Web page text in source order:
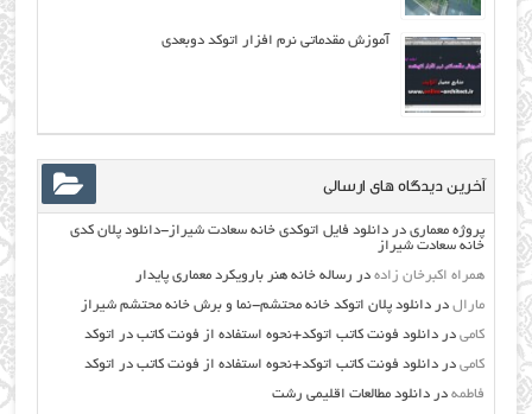
آموزش مقدماتي نرم افزار اتوكد دوبعدي
آخرین دیدگاه های ارسالی
پروژه معماری دردانلود فایل اتوکدی خانه سعادت شیراز-دانلود پلان کدی
خانه سعادت شیراز
همراه اکبرخان زاده در رساله خانه هنر بارویکرد معماری پایدار
مارال دردانلود پلان اتوکد خانه محتشم-نما و برش خانه محتشم شیراز
کامی دردانلود فونت کاتب اتوکد+نحوه استفاده از فونت کاتب در اتوکد
کامی دردانلود فونت کاتب اتوکد+نحوه استفاده از فونت کاتب در اتوکد
فاطمه دردانلود مطالعات اقليمي رشت